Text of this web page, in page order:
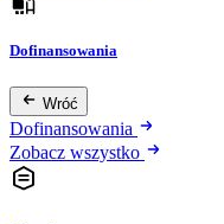
Dofinansowania
Wróć
Dofinansowania
Zobacz wszystko